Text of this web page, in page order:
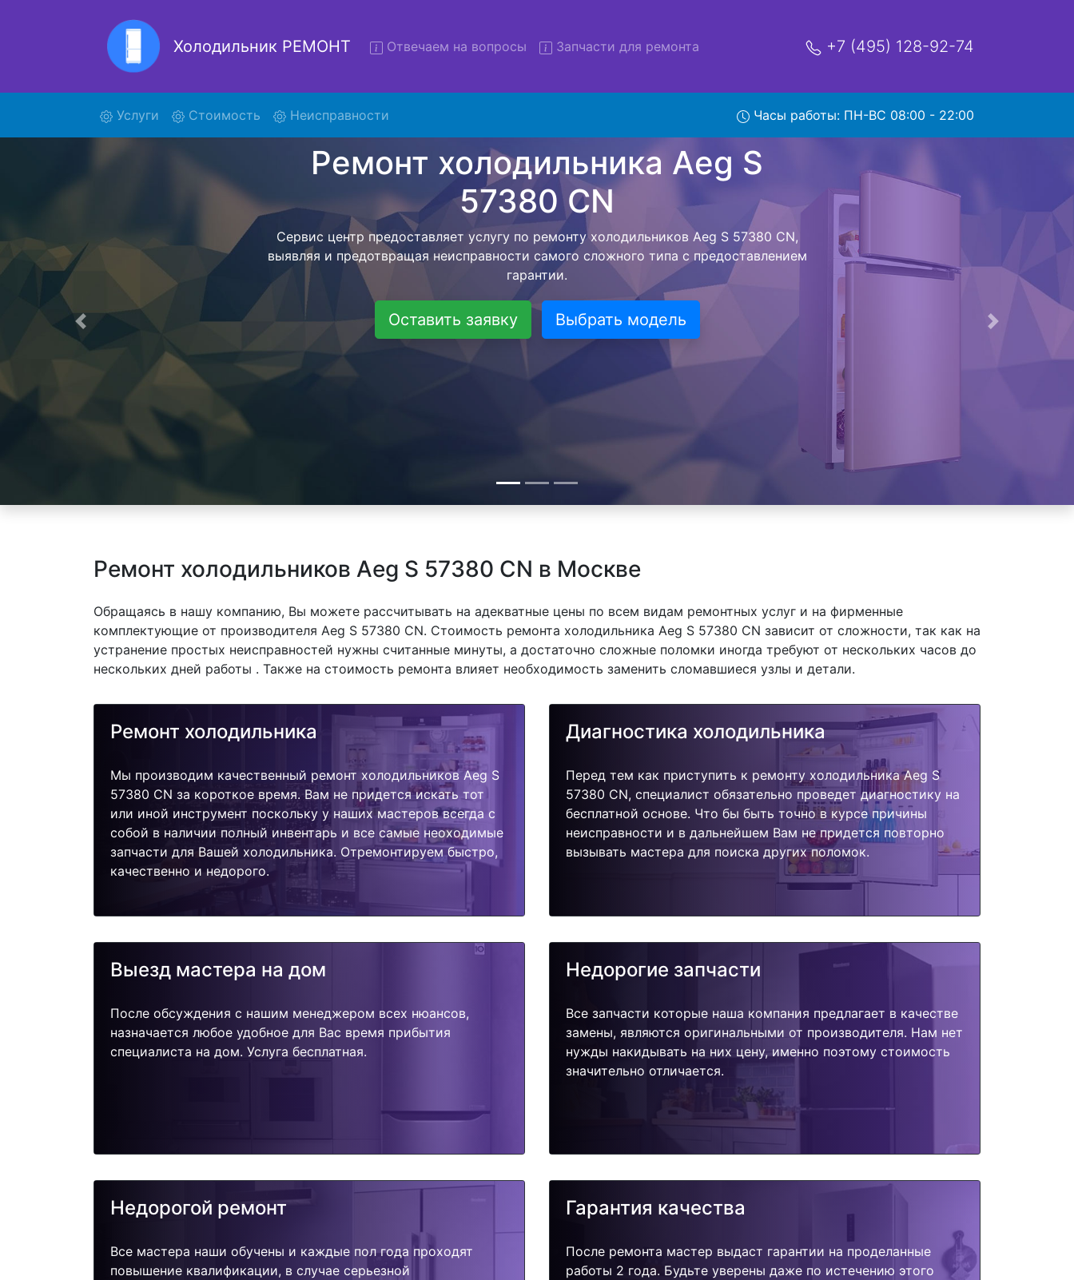
Холодильник РЕМОНТ Отвечаем на вопросы Запчасти для ремонта +7 (495) 128-92-74
Услуги (current)Стоимость Неисправности Часы работы: ПН-ВС 08:00 - 22:00
Ремонт холодильников с вывозом - чтобы клиент не тратил свое время и деньги на
поиски курьерской службы, наш мастер сам заберет холодильник Aeg S 57380 CN
и отвезет в сервисный центр. Ремонт холодильника Aeg S 57380 CN
осуществляется внутри сервисного центра, тем самым Вам не предстоит ожидать
мастера как закончит с ремонтом. Перед тем как холодильная техника сдается,
согласовывается конечная стоимость работ и в дальнейшем фиксируется.
Перечень бесплатных услуг от компании - Доставка холодильников , выезд
специалиста, консультирование и диагностика.
Оставить заявку Выбрать модель
Предыдущая Следующая
Ремонт холодильников Aeg S 57380 CN в Москве
Обращаясь в нашу компанию, Вы можете рассчитывать на адекватные цены по всем видам ремонтных услуг и на фирменные
комплектующие от производителя Aeg S 57380 CN. Стоимость ремонта холодильника Aeg S 57380 CN зависит от сложности, так как на
устранение простых неисправностей нужны считанные минуты, а достаточно сложные поломки иногда требуют от нескольких часов до
нескольких дней работы . Также на стоимость ремонта влияет необходимость заменить сломавшиеся узлы и детали.
Ремонт холодильника
Мы производим качественный ремонт холодильников Aeg S
57380 CN за короткое время. Вам не придется искать тот
или иной инструмент поскольку у наших мастеров всегда с
собой в наличии полный инвентарь и все самые неоходимые
запчасти для Вашей холодильника. Отремонтируем быстро,
качественно и недорого.
Диагностика холодильника
Перед тем как приступить к ремонту холодильника Aeg S
57380 CN, специалист обязательно проведет диагностику на
бесплатной основе. Что бы быть точно в курсе причины
неисправности и в дальнейшем Вам не придется повторно
вызывать мастера для поиска других поломок.
Выезд мастера на дом
После обсуждения с нашим менеджером всех нюансов,
назначается любое удобное для Вас время прибытия
специалиста на дом. Услуга бесплатная.
Недорогие запчасти
Все запчасти которые наша компания предлагает в качестве
замены, являются оригинальными от производителя. Нам нет
нужды накидывать на них цену, именно поэтому стоимость
значительно отличается.
Недорогой ремонт
Все мастера наши обучены и каждые пол года проходят
повышение квалификации, в случае серьезной
Гарантия качества
После ремонта мастер выдаст гарантии на проделанные
работы 2 года. Будьте уверены даже по истечению этого